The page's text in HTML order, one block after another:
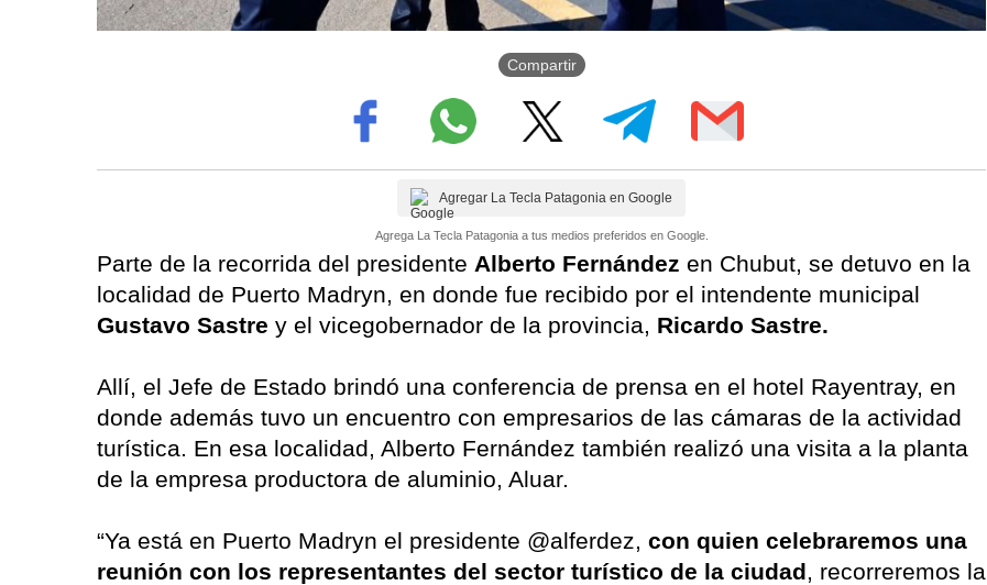
Compartir
Agregar La Tecla Patagonia en Google
Agrega La Tecla Patagonia a tus medios preferidos en Google.
Parte de la recorrida del presidente Alberto Fernández en Chubut, se detuvo en la
localidad de Puerto Madryn, en donde fue recibido por el intendente municipal
Gustavo Sastre y el vicegobernador de la provincia, Ricardo Sastre.
Allí, el Jefe de Estado brindó una conferencia de prensa en el hotel Rayentray, en
donde además tuvo un encuentro con empresarios de las cámaras de la actividad
turística. En esa localidad, Alberto Fernández también realizó una visita a la planta
de la empresa productora de aluminio, Aluar.
“Ya está en Puerto Madryn el presidente @alferdez, con quien celebraremos una
reunión con los representantes del sector turístico de la ciudad, recorreremos la